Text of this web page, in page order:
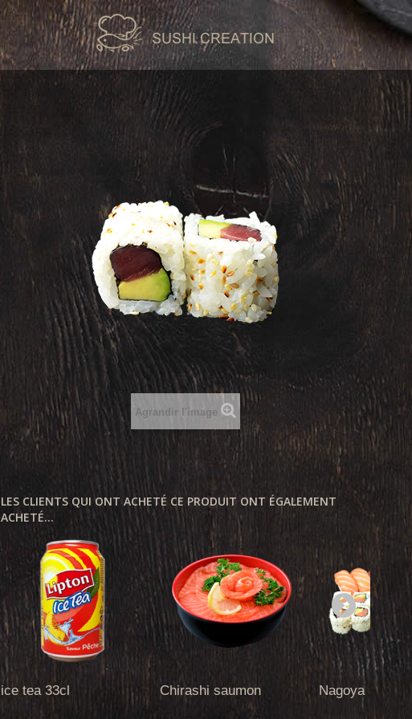
Agrandir l'image
LES CLIENTS QUI ONT ACHETÉ CE PRODUIT ONT ÉGALEMENT
ACHETÉ...
ice tea 33cl Chirashi saumon Nagoya